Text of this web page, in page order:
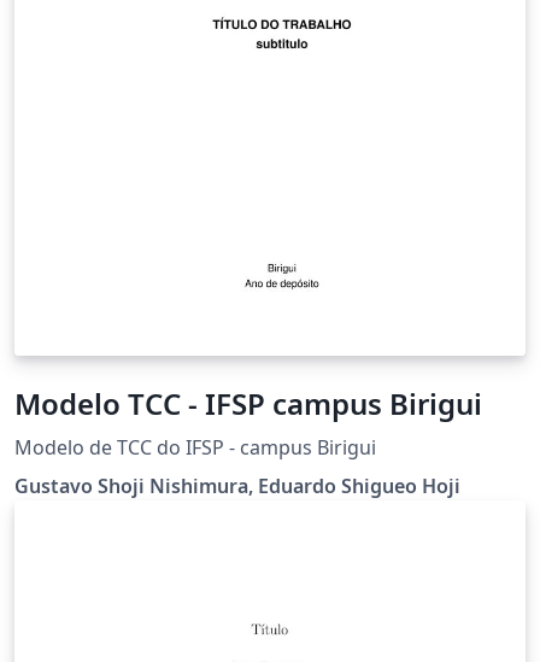
Modelo TCC - IFSP campus Birigui
Modelo de TCC do IFSP - campus Birigui
Gustavo Shoji Nishimura, Eduardo Shigueo Hoji